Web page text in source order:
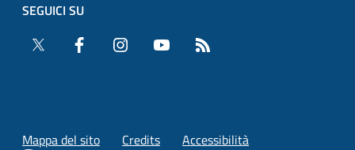
SEGUICI SU
Twitter
Facebook Instagram YouTube
Mappa del sito Credits Accessibilità